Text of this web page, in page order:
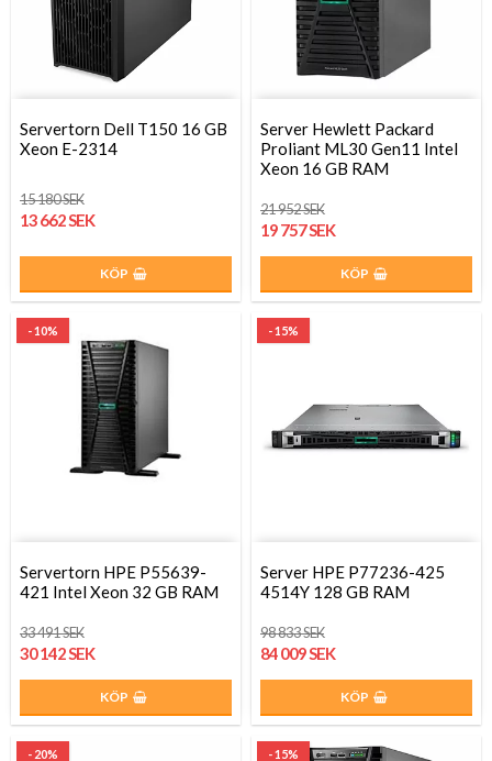
Servertorn Dell T150 16 GB
Xeon E-2314
15 180 SEK
13 662 SEK
KÖP
Server Hewlett Packard
Proliant ML30 Gen11 Intel
Xeon 16 GB RAM
21 952 SEK
19 757 SEK
KÖP
- 10%
Servertorn HPE P55639-
421 Intel Xeon 32 GB RAM
33 491 SEK
30 142 SEK
KÖP
- 15%
Server HPE P77236-425
4514Y 128 GB RAM
98 833 SEK
84 009 SEK
KÖP
- 20% - 15%